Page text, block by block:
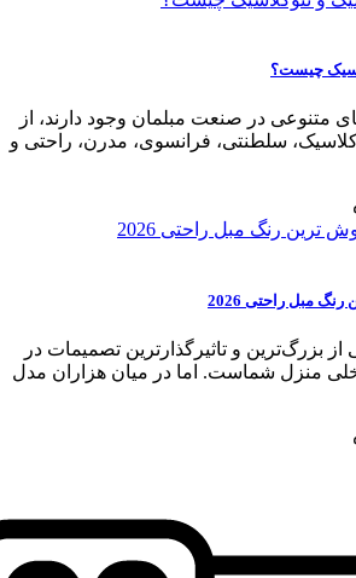
چیست؟
متنوعی در صنعت مبلمان وجود دارند، از
سلطنتی، فرانسوی، مدرن، راحتی و
مبل راحتی 2026
از بزرگ‌ترین و تاثیرگذارترین تصمیمات در
منزل شماست. اما در میان هزاران مدل